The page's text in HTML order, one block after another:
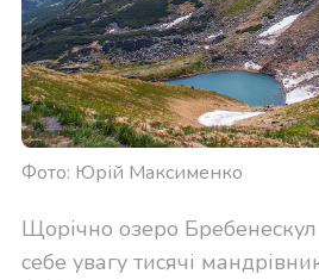
Фото: Юрій Максименко
Щорічно озеро
себе увагу тисячі